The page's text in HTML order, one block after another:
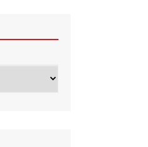
diminuer